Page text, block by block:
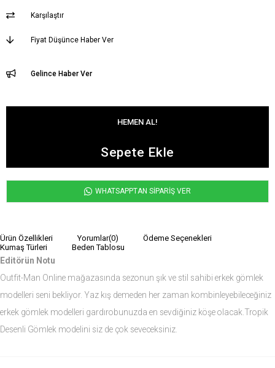
Karşılaştır
Fiyat Düşünce Haber Ver
Gelince Haber Ver
WHATSAPPTAN SİPARİŞ VER
Ürün Özellikleri Yorumlar(0)
Ödeme Seçenekleri
Kumaş Türleri
Beden Tablosu
Editörün Notu
Outfit-Man Online mağazasında sezonun şık ve stil sahibi erkek gömlek
modelleri seni bekliyor. Yaz kış demeden her zaman kombinleyebileceğiniz
erkek gömlek modelleri gardırobunuzda en sevdiğiniz köşe olacak.Tropik
Desenli Gömlek modelini siz de çok seveceksiniz.